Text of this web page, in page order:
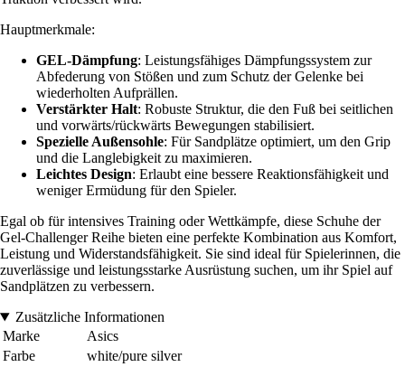
Hauptmerkmale:
GEL-Dämpfung: Leistungsfähiges Dämpfungssystem zur
Abfederung von Stößen und zum Schutz der Gelenke bei
wiederholten Aufprällen.
Verstärkter Halt: Robuste Struktur, die den Fuß bei seitlichen
und vorwärts/rückwärts Bewegungen stabilisiert.
Spezielle Außensohle: Für Sandplätze optimiert, um den Grip
und die Langlebigkeit zu maximieren.
Leichtes Design: Erlaubt eine bessere Reaktionsfähigkeit und
weniger Ermüdung für den Spieler.
Egal ob für intensives Training oder Wettkämpfe, diese Schuhe der
Gel-Challenger Reihe bieten eine perfekte Kombination aus Komfort,
Leistung und Widerstandsfähigkeit. Sie sind ideal für Spielerinnen, die
zuverlässige und leistungsstarke Ausrüstung suchen, um ihr Spiel auf
Sandplätzen zu verbessern.
Zusätzliche Informationen
Marke
Asics
Farbe
white/pure silver